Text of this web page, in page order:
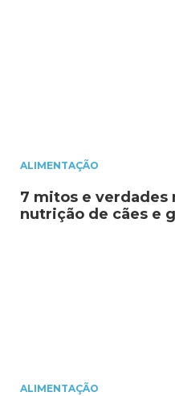
ALIMENTAÇÃO
7 mitos e verdades
nutrição de cães e
ALIMENTAÇÃO